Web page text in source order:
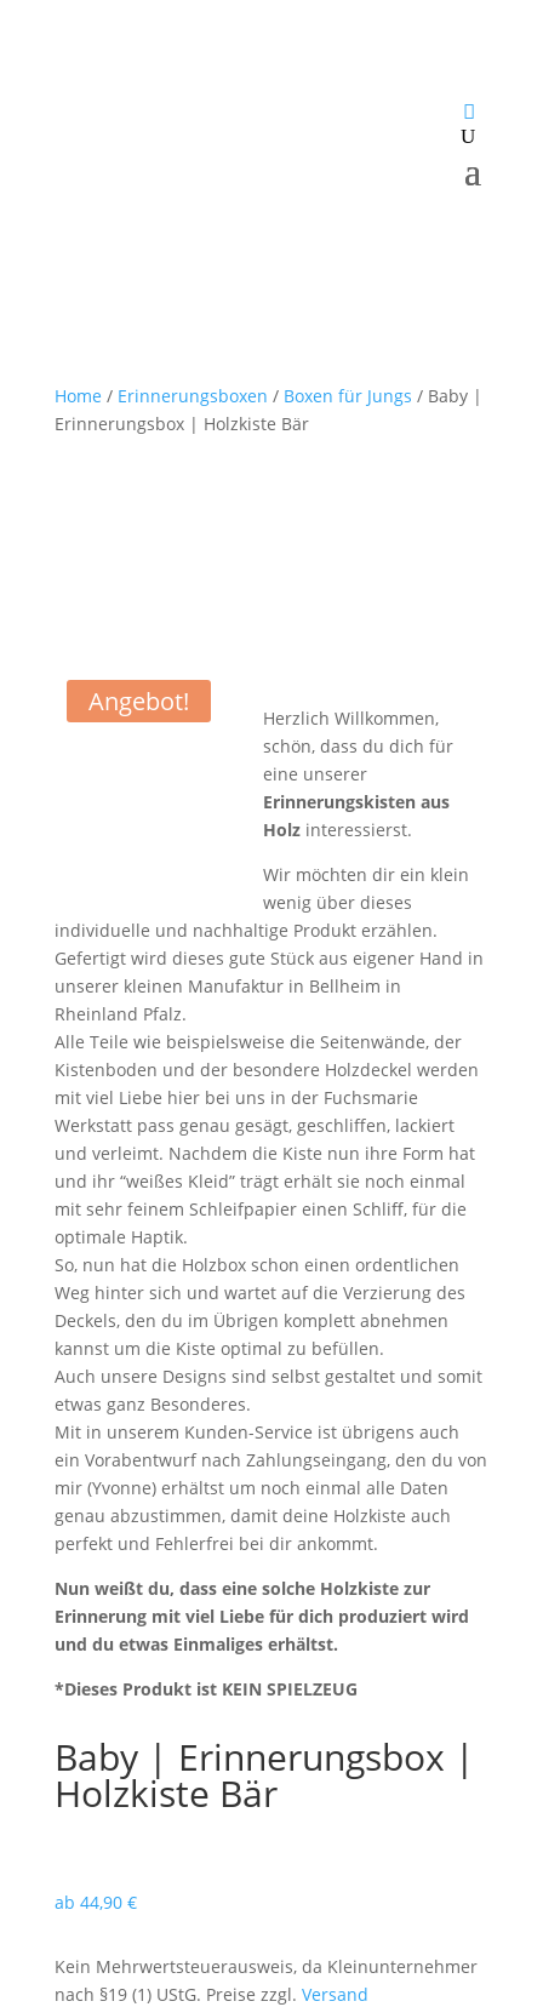
Home / Erinnerungsboxen / Boxen für Jungs / Baby |
Erinnerungsbox | Holzkiste Bär
Angebot!
Herzlich Willkommen,
schön, dass du dich für
eine unserer
Erinnerungskisten aus
Holzinteressierst.
Wir möchten dir ein klein
wenig über dieses
individuelle und nachhaltige Produkt erzählen.
Gefertigt wird dieses gute Stück aus eigener Hand in
unserer kleinen Manufaktur in Bellheim in
Rheinland Pfalz.
Alle Teile wie beispielsweise die Seitenwände, der
Kistenboden und der besondere Holzdeckel werden
mit viel Liebe hier bei uns in der Fuchsmarie
Werkstatt pass genau gesägt, geschliffen, lackiert
und verleimt. Nachdem die Kiste nun ihre Form hat
und ihr “weißes Kleid” trägt erhält sie noch einmal
mit sehr feinem Schleifpapier einen Schliff, für die
optimale Haptik.
So, nun hat die Holzbox schon einen ordentlichen
Weg hinter sich und wartet auf die Verzierung des
Deckels, den du im Übrigen komplett abnehmen
kannst um die Kiste optimal zu befüllen.
Auch unsere Designs sind selbst gestaltet und somit
etwas ganz Besonderes.
Mit in unserem Kunden-Service ist übrigens auch
ein Vorabentwurf nach Zahlungseingang, den du von
mir (Yvonne) erhältst um noch einmal alle Daten
genau abzustimmen, damit deine Holzkiste auch
perfekt und Fehlerfrei bei dir ankommt.
Nun weißt du, dass eine solche Holzkiste zur
Erinnerung mit viel Liebe für dich produziert wird
und du etwas Einmaliges erhältst.
*Dieses Produkt ist KEIN SPIELZEUG
Baby | Erinnerungsbox |
Holzkiste Bär
ab 44,90 €
Kein Mehrwertsteuerausweis, da Kleinunternehmer
nach §19 (1) UStG. Preise zzgl. Versand